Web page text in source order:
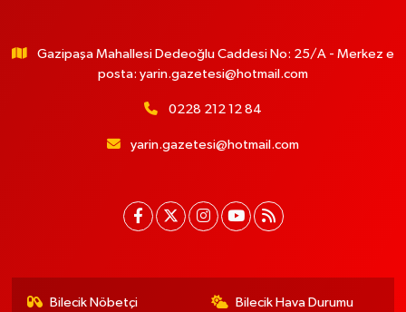
Gazipaşa Mahallesi Dedeoğlu Caddesi No: 25/A - Merkez e
posta: yarin.gazetesi@hotmail.com
0228 212 12 84
yarin.gazetesi@hotmail.com
Bilecik Nöbetçi Bilecik Hava Durumu